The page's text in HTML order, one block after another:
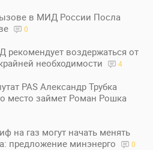
в МИД России Посла
0
рекомендует воздержаться от
необходимости
4
PAS Александр Трубка
место займет Роман Рошка
на газ могут начать менять
предложение минэнерго
0